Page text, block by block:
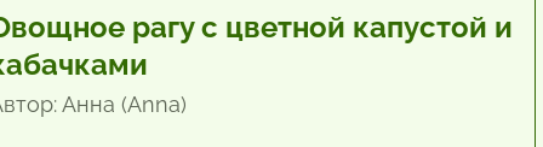
рагу с цветной капустой и
Анна (Anna)